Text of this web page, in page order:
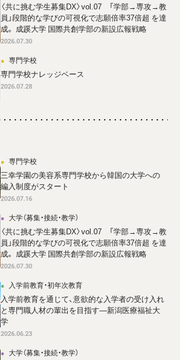
〈共に挑む学生募集DX〉vol.07 「学部→専攻→教
員」段階的な学びの可視化で志願倍率37倍超 を達
成。 成蹊大学 国際共創学部の新設広報戦略
2026.07.30
専門学校
専門学校ナレッジベース
2026.07.28
専門学校
三幸学園の美容系専門学校から韓国の大学への
編入制度がスタート
2026.07.16
大学（募集・接続・教学）
〈共に挑む学生募集DX〉vol.07 「学部→専攻→教
員」段階的な学びの可視化で志願倍率37倍超 を達
成。 成蹊大学 国際共創学部の新設広報戦略
2026.07.30
入学前教育・初年次教育
入学前教育を通じて、意欲的な入学者の受け入れ
と専門職人材の輩出を目指す―新潟医療福祉大
学
2026.06.23
大学（募集・接続・教学）